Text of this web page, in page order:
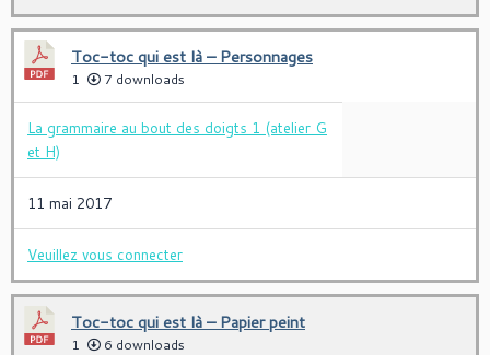
Toc-toc qui est là – Personnages
1 7 downloads
La grammaire au bout des doigts 1 (atelier G
et H)
11 mai 2017
Veuillez vous connecter
Toc-toc qui est là – Papier peint
1 6 downloads